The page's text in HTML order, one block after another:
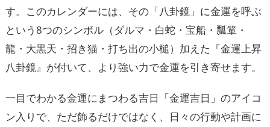
す。このカレンダーには、その「八卦鏡」に金運を呼ぶ
という8つのシンボル（ダルマ・白蛇・宝船・瓢箪・
龍・大黒天・招き猫・打ち出の小槌）加えた『金運上昇
八卦鏡』が付いて、より強い力で金運を引き寄せます。
一目でわかる金運にまつわる吉日「金運吉日」のアイコ
ン入りで、ただ飾るだけではなく、日々の行動や計画に